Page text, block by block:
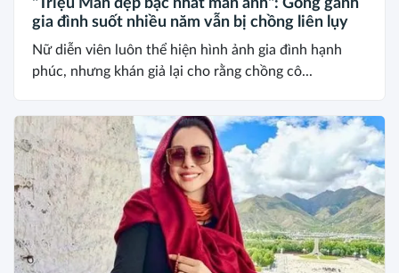
"Triệu Mẫn đẹp bậc nhất màn ảnh": Gồng gánh
gia đình suốt nhiều năm vẫn bị chồng liên lụy
Nữ diễn viên luôn thể hiện hình ảnh gia đình hạnh
phúc, nhưng khán giả lại cho rằng chồng cô...